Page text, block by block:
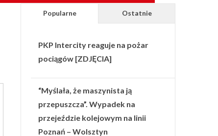
Popularne Ostatnie
PKP Intercity reaguje na pożar
pociągów [ZDJĘCIA]
“Myślała, że maszynista ją
przepuszcza”. Wypadek na
przejeździe kolejowym na linii
Poznań – Wolsztyn